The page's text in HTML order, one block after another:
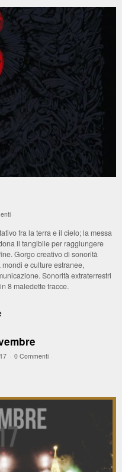
·
fra la terra e il cielo; la messa
il tangibile per raggiungere
Gorgo creativo di sonorità
e culture estranee,
Sonorità extraterrestri
8 maledette tracce.
· 0 Commenti ·